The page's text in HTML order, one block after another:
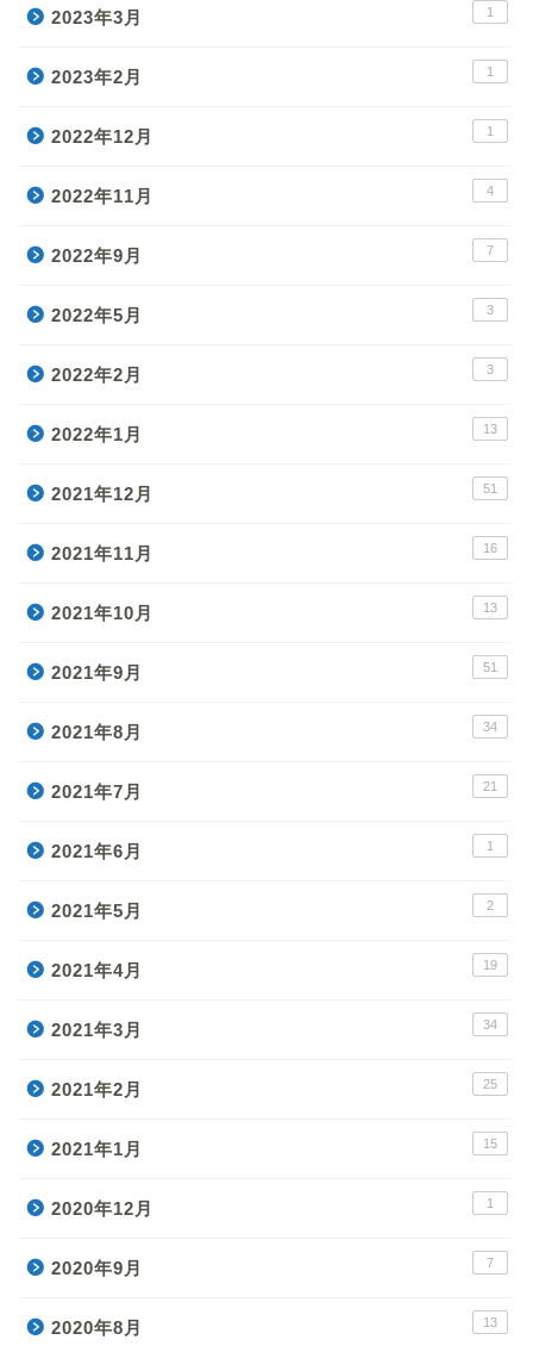
2023年3月 1
2023年2月 1
2022年12月 1
2022年11月 4
2022年9月 7
2022年5月 3
2022年2月 3
2022年1月 13
2021年12月 51
2021年11月 16
2021年10月 13
2021年9月 51
2021年8月 34
2021年7月 21
2021年6月 1
2021年5月 2
2021年4月 19
2021年3月 34
2021年2月 25
2021年1月 15
2020年12月 1
2020年9月 7
2020年8月 13